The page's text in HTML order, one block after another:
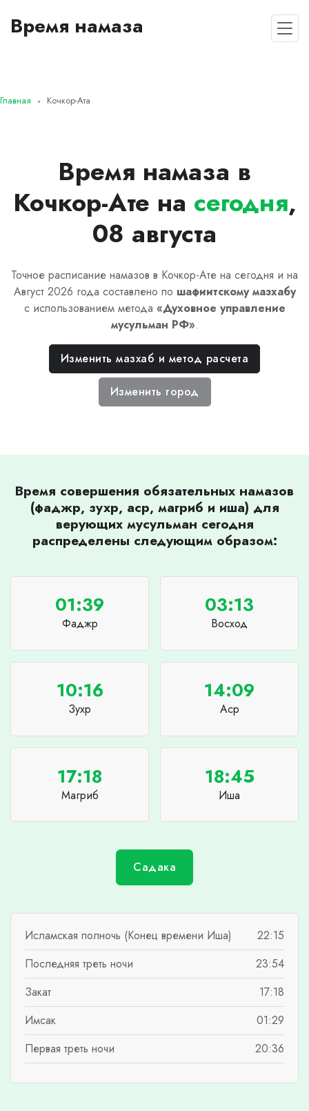
Время намаза
Главная Кочкор-Ата
Время намаза в
Кочкор-Ате на сегодня,
08 августа
Точное расписание намазов в Кочкор-Ате на сегодня и на
Август 2026 года составлено по шафиитскомумазхабу
с использованием метода «Духовное управление
мусульман РФ».
Изменить мазхаб и метод расчета
Изменить город
Время совершения обязательных намазов
(фаджр, зухр, аср, магриб и иша) для
верующих мусульман сегодня
распределены следующим образом:
01:39
Фаджр
03:13
Восход
10:16
Зухр
14:09
Аср
17:18
Магриб
18:45
Иша
Садака
Исламская полночь (Конец времени Иша)
22:15
Последняя треть ночи
23:54
Закат
17:18
Имсак
01:29
Первая треть ночи
20:36